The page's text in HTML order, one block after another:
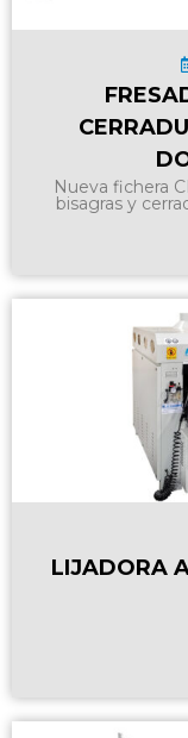
Nueva fichera
bisagras y
LIJADORA